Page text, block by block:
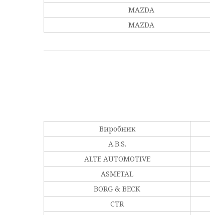
MAZDA
MAZDA
Виробник
A.B.S.
ALTE AUTOMOTIVE
ASMETAL
BORG & BECK
CTR